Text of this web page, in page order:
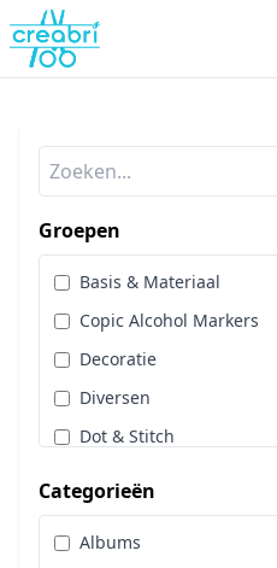
Groepen
Basis & Materiaal
Copic Alcohol Markers
Decoratie
Diversen
Dot & Stitch
Sale
Stans, Embos & Stencils
Categorieën
Albums